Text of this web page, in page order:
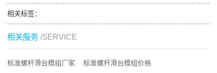
相关标签：
相关服务 /SERVICE
标准螺杆滑台模组厂家 标准螺杆滑台模组价格